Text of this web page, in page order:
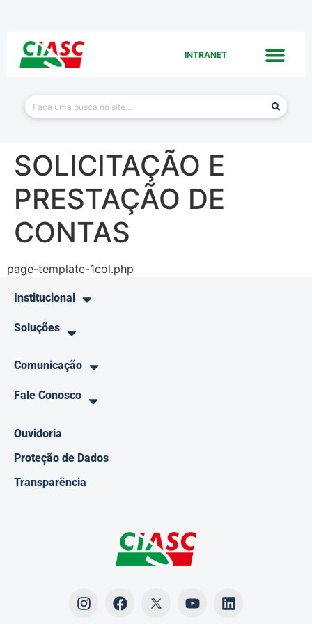
INTRANET
SOLICITAÇÃO E
PRESTAÇÃO DE
CONTAS
page-template-1col.php
Institucional
Soluções
Comunicação
Fale Conosco
Ouvidoria
Proteção de Dados
Transparência